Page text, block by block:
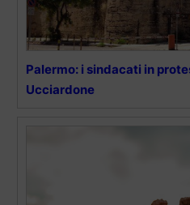
Palermo: i sindacati in
Ucciardone